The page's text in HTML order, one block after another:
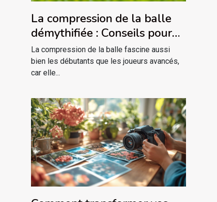
La compression de la balle
démythifiée : Conseils pour
tous niveaux
La compression de la balle fascine aussi
bien les débutants que les joueurs avancés,
car elle...